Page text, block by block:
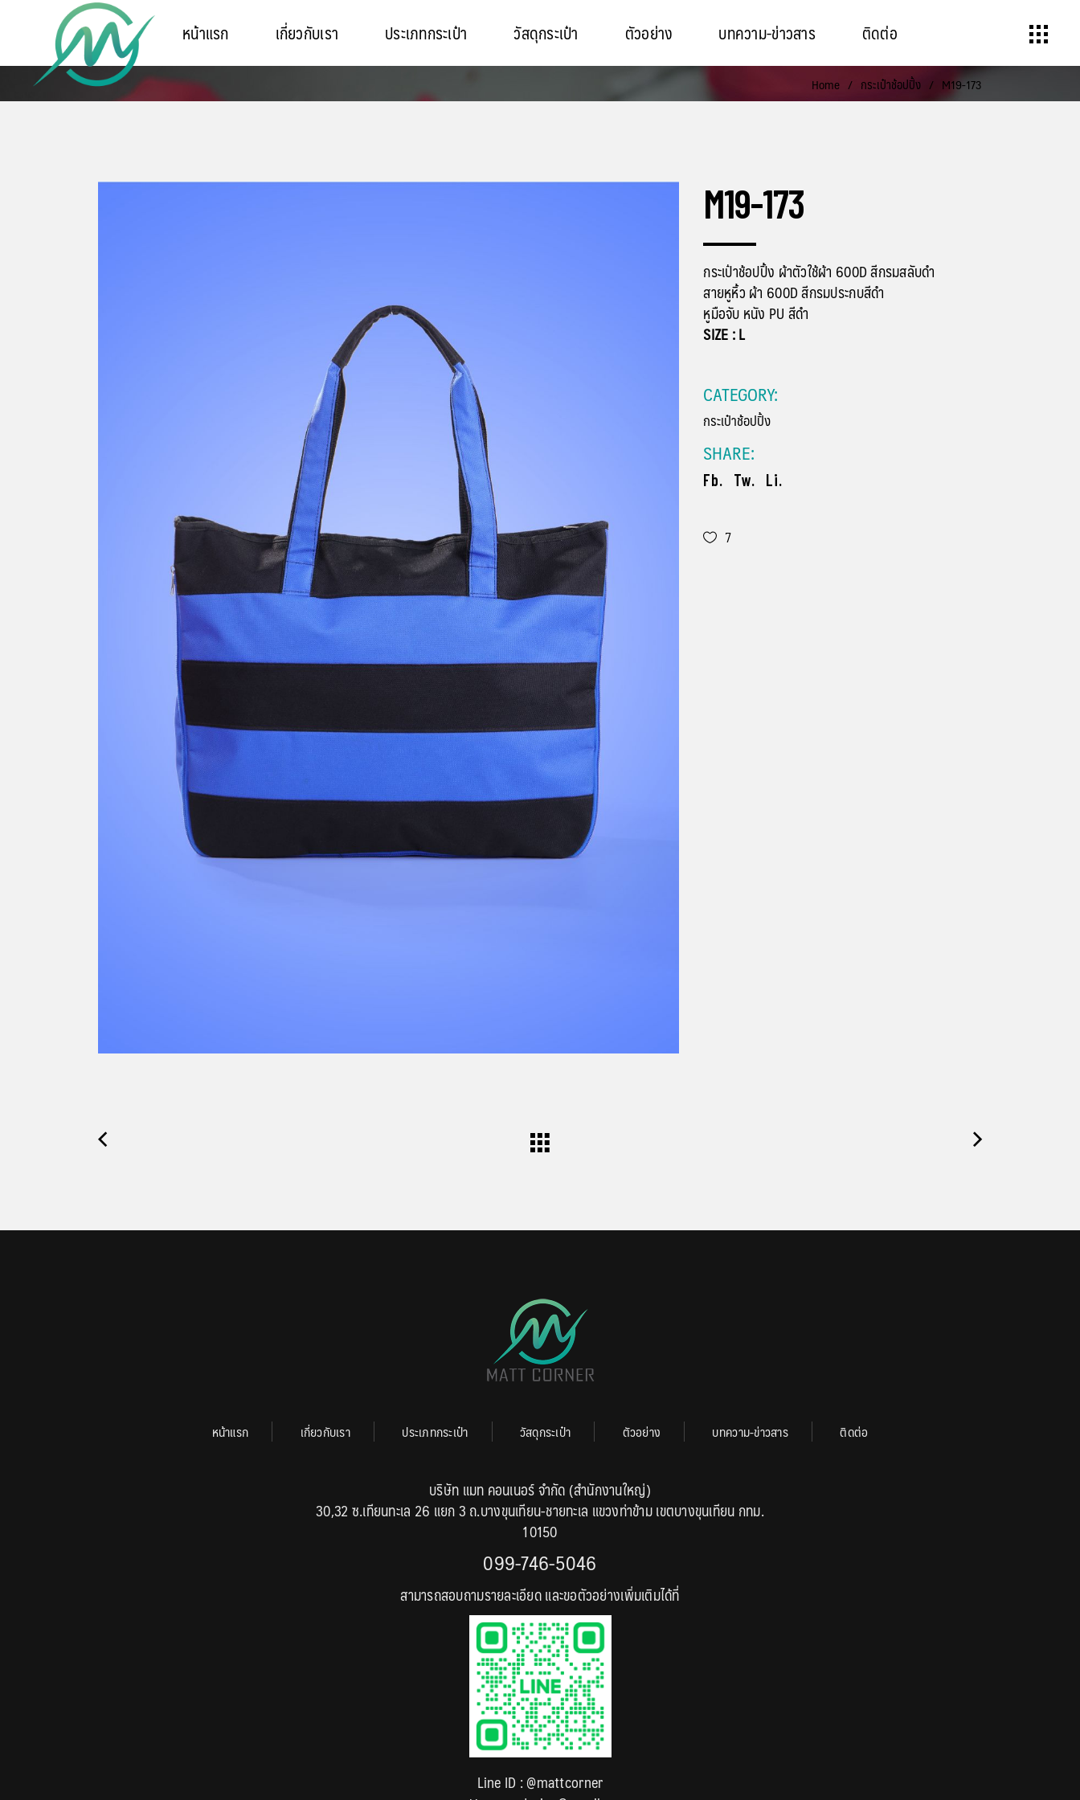
หน้าแรก เกี่ยวกับเรา ประเภทกระเป๋า วัสดุกระเป๋า ตัวอย่าง บทความ-ข่าวสาร ติดต่อ
Home / กระเป๋าช้อปปิ้ง / M19-173
M19-173
กระเป๋าช้อปปิ้ง ผ้าตัวใช้ผ้า 600D สีกรมสลับดำ
สายหูหิ้ว ผ้า 600D สีกรมประกบสีดำ
หูมือจับ หนัง PU สีดำ
SIZE : L
CATEGORY:
กระเป๋าช้อปปิ้ง
SHARE:
Fb. Tw. Li.
7
หน้าแรก เกี่ยวกับเรา ประเภทกระเป๋า วัสดุกระเป๋า ตัวอย่าง บทความ-ข่าวสาร ติดต่อ
บริษัท แมท คอนเนอร์ จำกัด (สำนักงานใหญ่)
30,32 ซ.เทียนทะเล 26 แยก 3 ถ.บางขุนเทียน-ชายทะเล แขวงท่าข้าม เขตบางขุนเทียน กทม.
10150
099-746-5046
สามารถสอบถามรายละเอียด และขอตัวอย่างเพิ่มเติมได้ที่
Line ID :@mattcorner